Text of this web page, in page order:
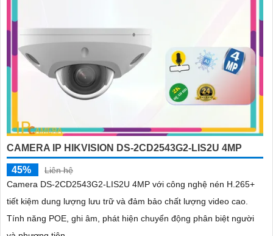
CAMERA IP HIKVISION DS-2CD2543G2-LIS2U 4MP
45%
Liên hệ
Camera DS-2CD2543G2-LIS2U 4MP với công nghệ nén H.265+
tiết kiệm dung lượng lưu trữ và đảm bảo chất lượng video cao.
Tính năng POE, ghi âm, phát hiện chuyển động phân biệt người